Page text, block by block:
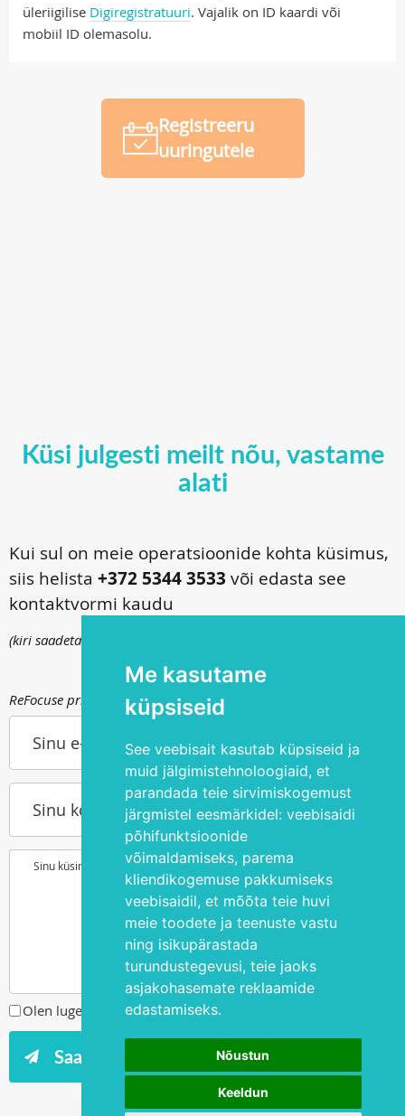
Me kasutame
küpsiseid
See veebisait kasutab küpsiseid ja
muid jälgimistehnoloogiaid, et
parandada teie sirvimiskogemust
järgmistel eesmärkidel: veebisaidi
põhifunktsioonide
võimaldamiseks, parema
kliendikogemuse pakkumiseks
veebisaidil, et mõõta teie huvi
meie toodete ja teenuste vastu
ning isikupärastada
turundustegevusi, teie jaoks
asjakohasemate reklaamide
edastamiseks.
Nõustun
Keeldun
üleriigilise Digiregistratuuri. Vajalik on ID kaardi või
mobiil ID olemasolu.
Registreeru
uuringutele
Küsi julgesti meilt nõu, vastame
alati
Kui sul on meie operatsioonide kohta küsimus,
siis helista +372 5344 3533 või edasta see
kontaktvormi kaudu
(kiri saadetakse
ReFocuse privaatsuspoliitika kohta saad lugeda
Sinu e-post
Sinu kontakttelefon
Sinu küsimus või soov
Olen lugenud ja nõustunprivaatsuspoliitikaga